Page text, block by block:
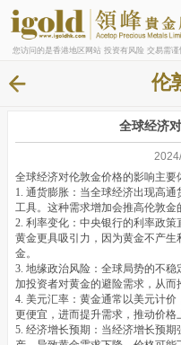
您访问的是香港地区网站 投资有风险 交易需谨
伦
全球经济
全球经济对伦敦金价格的影响主要
1. 通货膨胀：当全球经济出现高
工具。这种需求增加会推高伦敦金
2. 利率变化：中央银行的利率政
黄金更具吸引力，因为黄金不产
金。
3. 地缘政治风险：全球局势的不
加投资者对黄金的避险需求，从而
4. 美元汇率：黄金通常以美元计
更便宜，进而提升需求，推动价格
5. 经济增长预期：当经济增长预